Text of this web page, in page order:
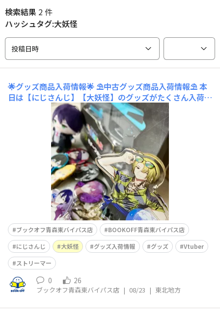
検索結果 2 件
ハッシュタグ:大妖怪
投稿日時
🌟グッズ商品入荷情報🌟⛱️中古グッズ商品入荷情報⛱️ 本
日は【にじさんじ】【大妖怪】のグッズがたくさん入荷し
ました～🎉❣️❣️❣️(某メシャ推しの私、三人揃っていて内心
大歓喜でございます)この機会にぜひお越しくださいませ
～！！！皆様のご来店心よりお待ちしております🫰🥳🎶
ブックオフ青森東バイパス店
BOOKOFF青森東バイパス店
にじさんじ
大妖怪 グッズ入荷情報 グッズ
Vtuber
ストリーマー
0 26
ブックオフ青森東バイパス店 | 08/23 | 東北地方